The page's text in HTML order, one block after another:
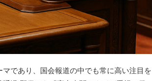
であり、国会報道の中でも常に高い注目を